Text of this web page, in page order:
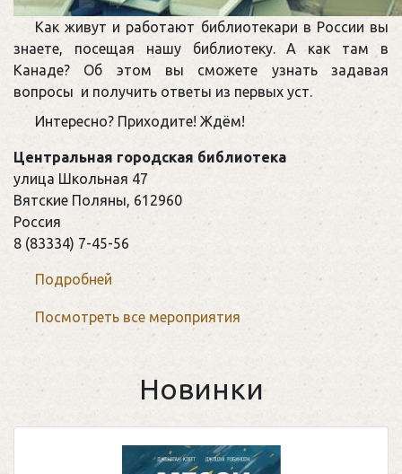
Как живут и работают библиотекари в России вы
знаете, посещая нашу библиотеку. А как там в
Канаде? Об этом вы сможете узнать задавая
вопросы и получить ответы из первых уст.
Интересно? Приходите! Ждём!
Центральная городская библиотека
улица Школьная 47
Вятские Поляны, 612960
Россия
8 (83334) 7-45-56
Подробней
Посмотреть все мероприятия
Новинки